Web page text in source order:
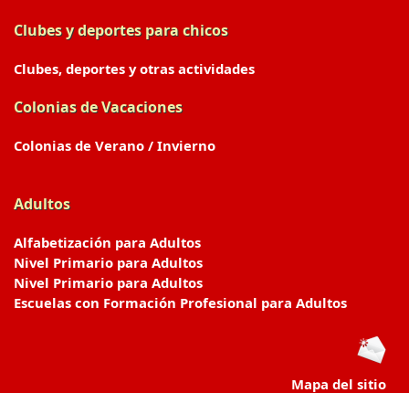
Clubes y deportes para chicos
Clubes, deportes y otras actividades
Colonias de Vacaciones
Colonias de Verano / Invierno
Adultos
Alfabetización para Adultos
Nivel Primario para Adultos
Nivel Primario para Adultos
Escuelas con Formación Profesional para Adultos
Mapa del sitio